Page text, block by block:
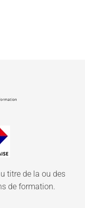
titre de la ou des
de formation.